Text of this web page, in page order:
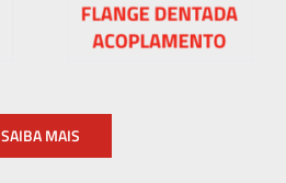
SAIBA MAIS